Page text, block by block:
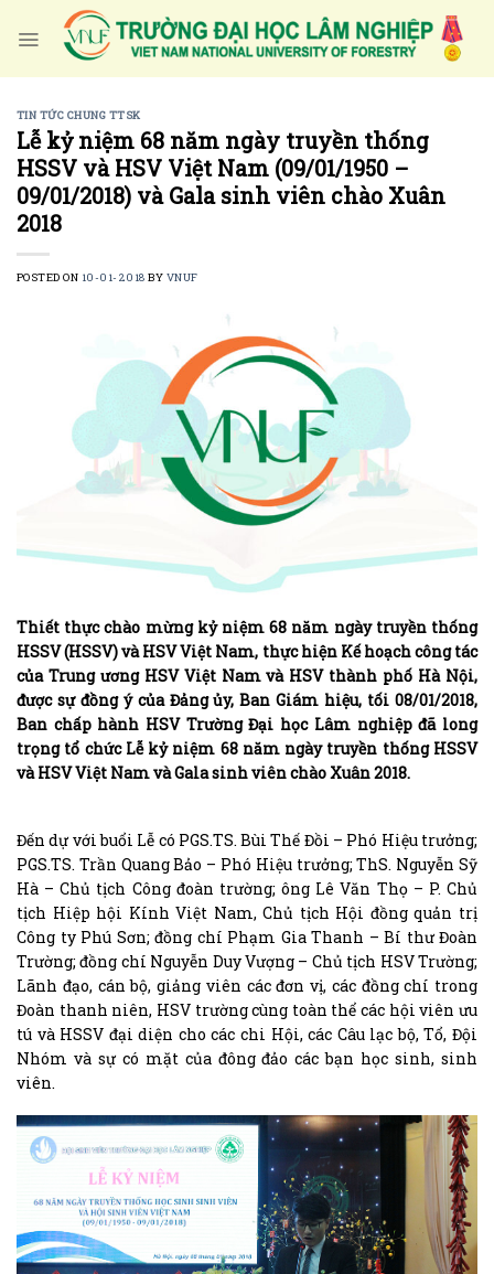
TIN TỨC CHUNG TTSK
Lễ kỷ niệm 68 năm ngày truyền thống
HSSV và HSV Việt Nam (09/01/1950 –
09/01/2018) và Gala sinh viên chào Xuân
2018
POSTED ON 10-01-2018 BY VNUF
Thiết thực chào mừng kỷ niệm 68 năm ngày truyền thống
HSSV (HSSV) và HSV Việt Nam, thực hiện Kế hoạch công tác
của Trung ương HSV Việt Nam và HSV thành phố Hà Nội,
được sự đồng ý của Đảng ủy, Ban Giám hiệu, tối 08/01/2018,
Ban chấp hành HSV Trường Đại học Lâm nghiệp đã long
trọng tổ chức Lễ kỷ niệm 68 năm ngày truyền thống HSSV
và HSV Việt Nam và Gala sinh viên chào Xuân 2018.
Đến dự với buổi Lễ có PGS.TS. Bùi Thế Đồi – Phó Hiệu trưởng;
PGS.TS. Trần Quang Bảo – Phó Hiệu trưởng; ThS. Nguyễn Sỹ
Hà – Chủ tịch Công đoàn trường; ông Lê Văn Thọ – P. Chủ
tịch Hiệp hội Kính Việt Nam, Chủ tịch Hội đồng quản trị
Công ty Phú Sơn; đồng chí Phạm Gia Thanh – Bí thư Đoàn
Trường; đồng chí Nguyễn Duy Vượng – Chủ tịch HSV Trường;
Lãnh đạo, cán bộ, giảng viên các đơn vị, các đồng chí trong
Đoàn thanh niên, HSV trường cùng toàn thể các hội viên ưu
tú và HSSV đại diện cho các chi Hội, các Câu lạc bộ, Tổ, Đội
Nhóm và sự có mặt của đông đảo các bạn học sinh, sinh
viên.